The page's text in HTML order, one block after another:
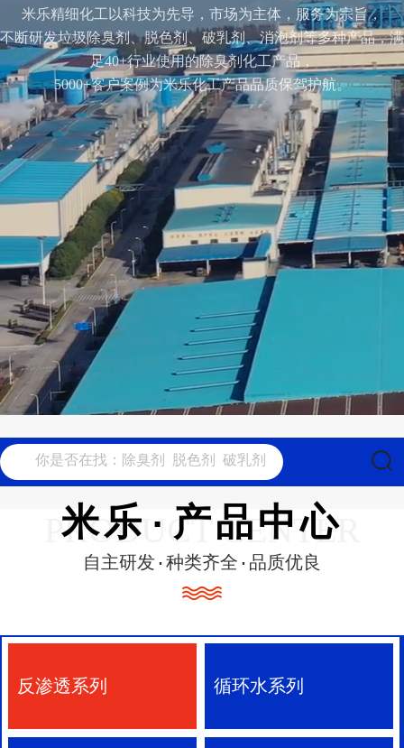
米乐精细化工以科技为先导，市场为主体，服务为宗旨，
不断研发垃圾除臭剂、脱色剂、破乳剂、消泡剂等多种产品，满
足40+行业使用的除臭剂化工产品，
5000+客户案例为米乐化工产品品质保驾护航。
PRODUCT CENTER
米乐·产品中心
自主研发·种类齐全·品质优良
反渗透系列 循环水系列